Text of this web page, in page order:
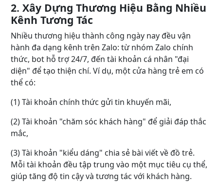
2. Xây Dựng Thương Hiệu Bằng Nhiều
Kênh Tương Tác
Nhiều thương hiệu thành công ngày nay đều vận
hành đa dạng kênh trên Zalo: từ nhóm Zalo chính
thức, bot hỗ trợ 24/7, đến tài khoản cá nhân "đại
diện" để tạo thiện chí. Ví dụ, một cửa hàng trẻ em có
thể có:
(1) Tài khoản chính thức gửi tin khuyến mãi,
(2) Tài khoản "chăm sóc khách hàng" để giải đáp thắc
mắc,
(3) Tài khoản "kiểu dáng" chia sẻ bài viết về đồ trẻ.
Mỗi tài khoản đều tập trung vào một mục tiêu cụ thể,
giúp tăng độ tin cậy và tương tác với khách hàng.